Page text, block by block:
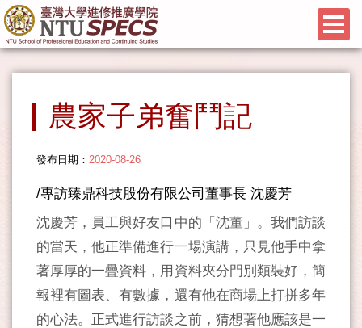
農家子弟奮鬥記
發布日期： 2020-08-26
/專訪臻鼎科技股份有限公司董事長 沈慶芳
沈慶芳，員工與好友口中的「沈董」。我們訪談
的當天，他正準備進行一場演講，只見他手中拿
著厚厚的一疊資料，用資料夾分門別類裝好，簡
報裡有圖表、有數據，還有他在商場上打拼多年
的心法。正式進行訪談之前，猜想著他應該是一